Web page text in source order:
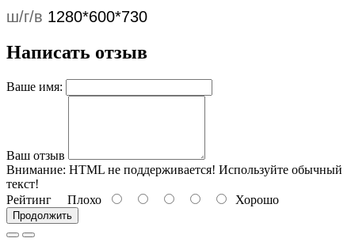
ш/г/в 1280*600*730
Написать отзыв
Ваше имя:
Ваш отзыв
Внимание: HTML не поддерживается! Используйте обычный
текст!
Рейтинг Плохо Хорошо
Продолжить